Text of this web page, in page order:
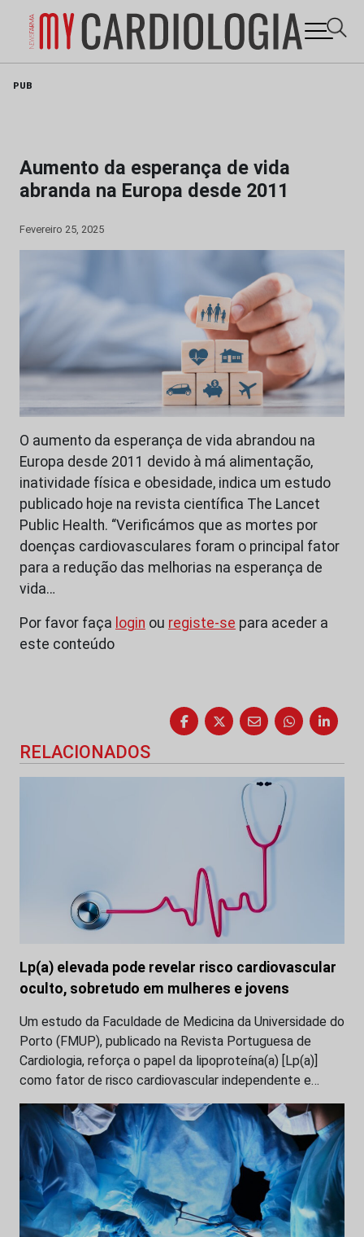
PUB
Aumento da esperança de vida
abranda na Europa desde 2011
Fevereiro 25, 2025
O aumento da esperança de vida abrandou na
Europa desde 2011 devido à má alimentação,
inatividade física e obesidade, indica um estudo
publicado hoje na revista científica The Lancet
Public Health. “Verificámos que as mortes por
doenças cardiovasculares foram o principal fator
para a redução das melhorias na esperança de
vida…
Por favor faça login ou registe-se para aceder a
este conteúdo
RELACIONADOS
Lp(a) elevada pode revelar risco cardiovascular
oculto, sobretudo em mulheres e jovens
Um estudo da Faculdade de Medicina da Universidade do
Porto (FMUP), publicado na Revista Portuguesa de
Cardiologia, reforça o papel da lipoproteína(a) [Lp(a)]
como fator de risco cardiovascular independente e…